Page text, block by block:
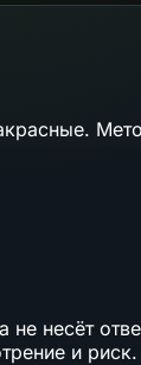
несёт
и риск.